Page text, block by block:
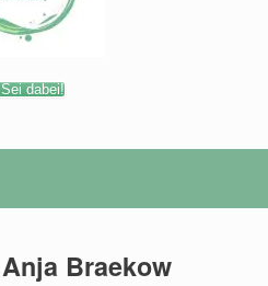
Sei dabei!
Anja Braekow